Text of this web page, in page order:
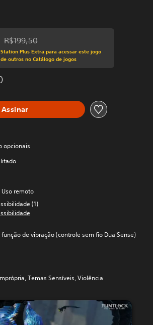
Desconto aplicado no preço original de
R$199,50
Plus Extra para acessar este jogo
outros no Catálogo de jogos
Assinar
opcionais
remoto
(1)
de vibração (controle sem fio DualSense)
Temas Sensíveis, Violência